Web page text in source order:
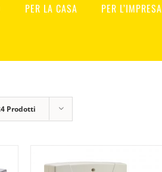
PER LA CASA PER L’IMPRESA
Prodotti